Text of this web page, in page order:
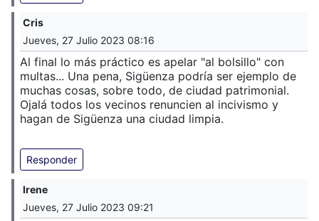
Cris
Jueves, 27 Julio 2023 08:16
Al final lo más práctico es apelar "al bolsillo" con
multas... Una pena, Sigüenza podría ser ejemplo de
muchas cosas, sobre todo, de ciudad patrimonial.
Ojalá todos los vecinos renuncien al incivismo y
hagan de Sigüenza una ciudad limpia.
Responder
Irene
Jueves, 27 Julio 2023 09:21